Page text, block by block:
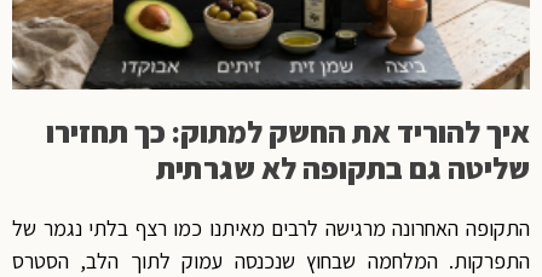
איך להוריד את החשק למתוק: כך תחזירו
שליטה גם בתקופה לא שגרתית
התקופה האחרונה מרגישה לרבים מאיתנו כמו רצף בלתי נגמר של
התפרקות. המלחמה שבחוץ שנכנסה עמוק לתוך הלב, הסטרס